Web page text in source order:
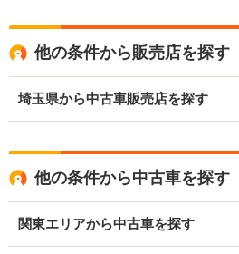
他の条件から販売店を探す
埼玉県から中古車販売店を探す
他の条件から中古車を探す
関東エリアから中古車を探す